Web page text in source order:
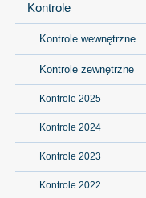
Kontrole
Kontrole wewnętrzne
Kontrole zewnętrzne
Kontrole 2025
Kontrole 2024
Kontrole 2023
Kontrole 2022